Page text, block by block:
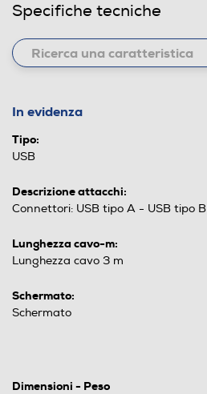
Specifiche tecniche
In evidenza
Tipo:
USB
Descrizione attacchi:
Connettori: USB tipo A - USB tipo B
Lunghezza cavo-m:
Lunghezza cavo 3 m
Schermato:
Schermato
Dimensioni - Peso